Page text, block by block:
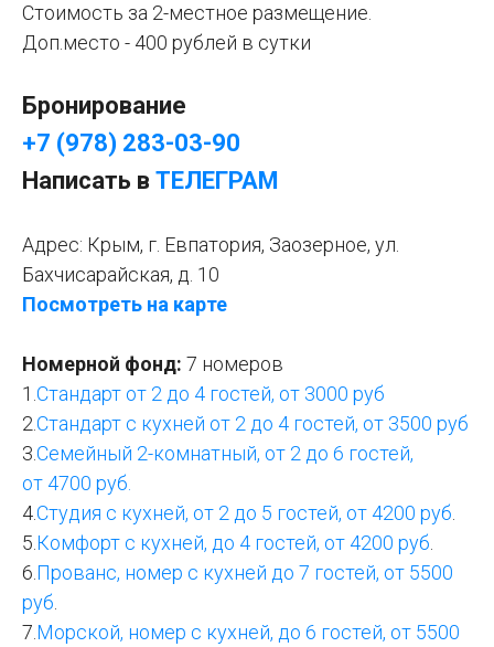
Стоимость за 2-местное размещение.
Доп.место - 400 рублей в сутки
Бронирование
+7 (978) 283-03-90
Написать в ТЕЛЕГРАМ
Адрес: Крым, г. Евпатория, Заозерное, ул.
Бахчисарайская, д. 10
Посмотреть на карте
Номерной фонд: 7 номеров
1.Стандарт от 2 до 4 гостей, от 3000 руб
2.Стандарт с кухней от 2 до 4 гостей, от 3500 руб
3.Семейный 2-комнатный, от 2 до 6 гостей,
от 4700 руб.
4.Студия с кухней, от 2 до 5 гостей, от 4200 руб.
5.Комфорт с кухней, до 4 гостей, от 4200 руб.
6.Прованс, номер с кухней до 7 гостей, от 5500
руб.
7.Морской, номер с кухней, до 6 гостей, от 5500